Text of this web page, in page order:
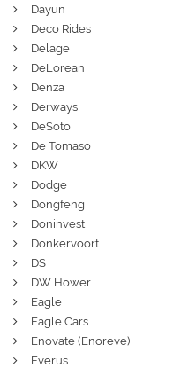
Dayun
Deco Rides
Delage
DeLorean
Denza
Derways
DeSoto
De Tomaso
DKW
Dodge
Dongfeng
Doninvest
Donkervoort
DS
DW Hower
Eagle
Eagle Cars
Enovate (Enoreve)
Everus